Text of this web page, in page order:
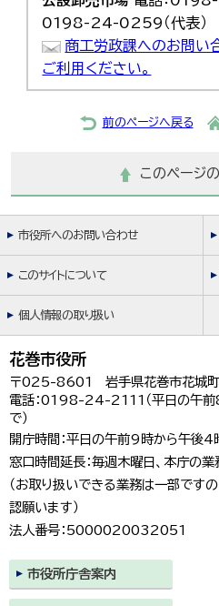
0198-24-0259（代表）
商工労政課へのお問い
ご利用ください。
前のページへ戻る
このページ
市役所へのお問い合わせ
このサイトについて
個人情報の取り扱い
花巻市役所
〒025-8601 岩手県花巻市花城
電話：0198-24-2111（平日の午
で）
開庁時間：平日の午前9時から午後
窓口時間延長：毎週木曜日、本庁の
（お取り扱いできる業務は一部です
認願います）
法人番号：5000020032051
市役所庁舎案内